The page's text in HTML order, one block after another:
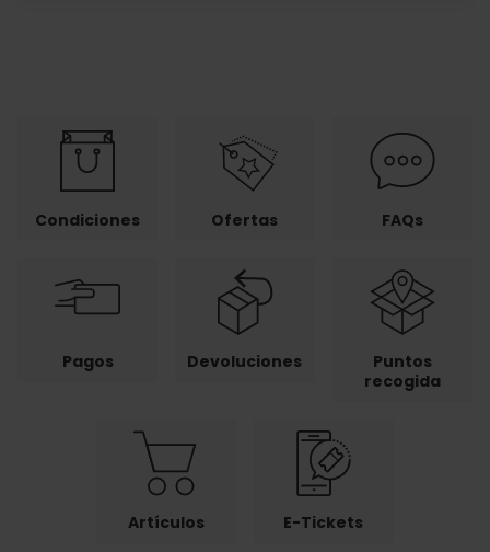
Condiciones Ofertas FAQs
Pagos Devoluciones
Puntos
recogida
Artículos E-Tickets